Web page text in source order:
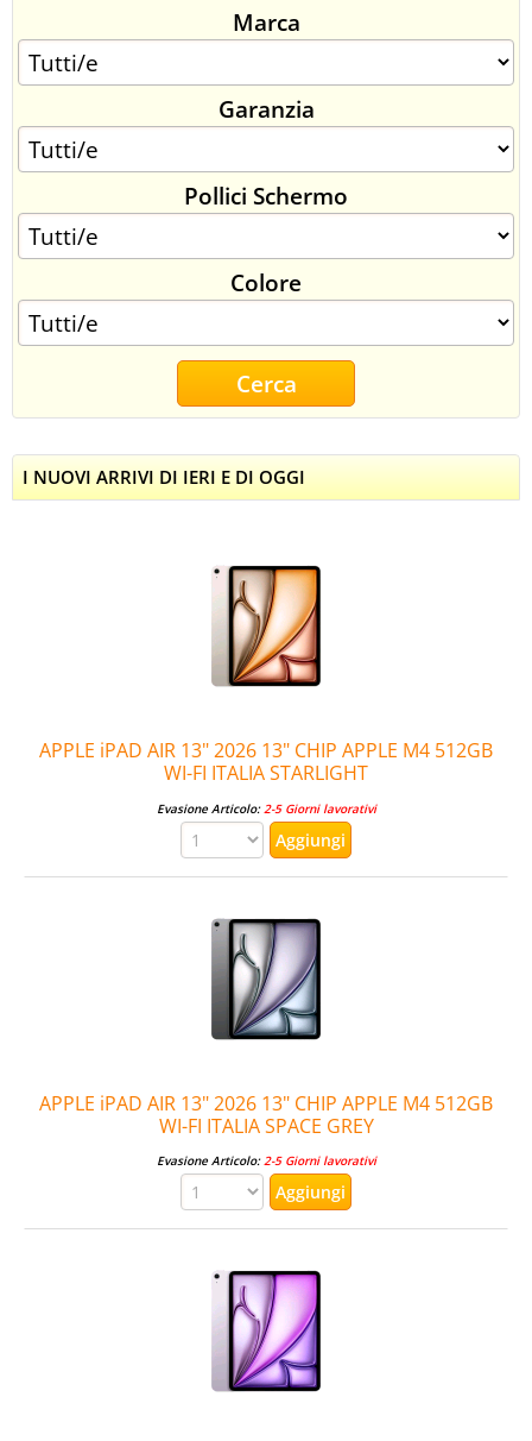
Marca
Garanzia
Pollici Schermo
Colore
I NUOVI ARRIVI DI IERI E DI OGGI
APPLE iPAD AIR 13" 2026 13" CHIP APPLE M4 512GB
WI-FI ITALIA STARLIGHT
Evasione Articolo:2-5 Giorni lavorativi
APPLE iPAD AIR 13" 2026 13" CHIP APPLE M4 512GB
WI-FI ITALIA SPACE GREY
Evasione Articolo:2-5 Giorni lavorativi